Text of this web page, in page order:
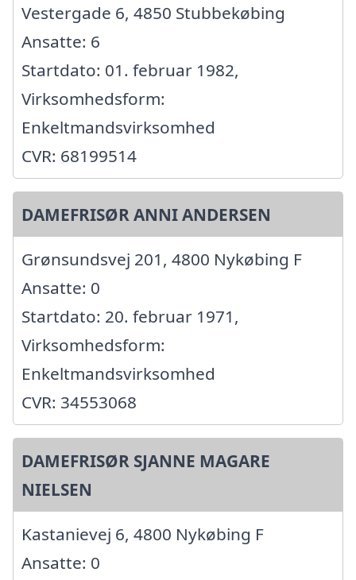
Vestergade 6, 4850 Stubbekøbing
Ansatte: 6
Startdato: 01. februar 1982,
Virksomhedsform:
Enkeltmandsvirksomhed
CVR: 68199514
DAMEFRISØR ANNI ANDERSEN
Grønsundsvej 201, 4800 Nykøbing F
Ansatte: 0
Startdato: 20. februar 1971,
Virksomhedsform:
Enkeltmandsvirksomhed
CVR: 34553068
DAMEFRISØR SJANNE MAGARE
NIELSEN
Kastanievej 6, 4800 Nykøbing F
Ansatte: 0